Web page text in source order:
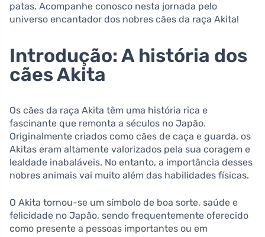
patas. Acompanhe conosco nesta jornada pelo
universo encantador dos nobres cães da raça Akita!
Introdução: A história dos
cães Akita
Os cães da raça Akita têm uma história rica e
fascinante que remonta a séculos no Japão.
Originalmente criados como cães de caça e guarda, os
Akitas eram altamente valorizados pela sua coragem e
lealdade inabaláveis. No entanto, a importância desses
nobres animais vai muito além das habilidades físicas.
O Akita tornou-se um símbolo de boa sorte, saúde e
felicidade no Japão, sendo frequentemente oferecido
como presente a pessoas importantes ou em